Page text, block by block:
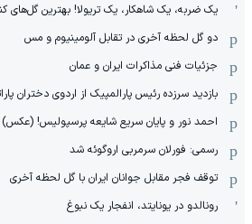
یک ضربه، یک شاهکار، یک تریولا! بهترین گل‌های
دو گل لحظه آخری در تقابل آلومینیوم و مس
جزئیات فنی مذاکرات ایران و عمان
بازدید سرزده رئیس پارالمپیک از اردوی دختران
احمد نور و پایان سریع شایعه پرسپولیس! (عکس)
رسمی: فورلان سرمربی اروگوئه شد
توقف فجر مقابل جوانان ایران با گل لحظه آخری
رونالدو در یونایتد، انفجار یک نبوغ